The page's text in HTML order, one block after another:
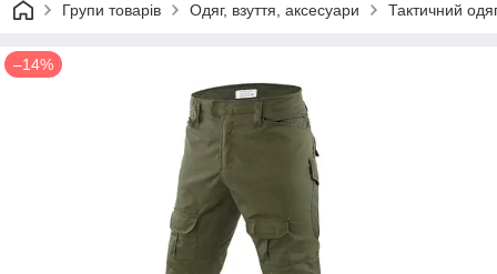
Групи товарів Одяг, взуття, аксесуари Тактичний
–14%